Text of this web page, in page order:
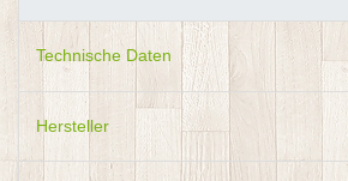
Technische Daten
Hersteller